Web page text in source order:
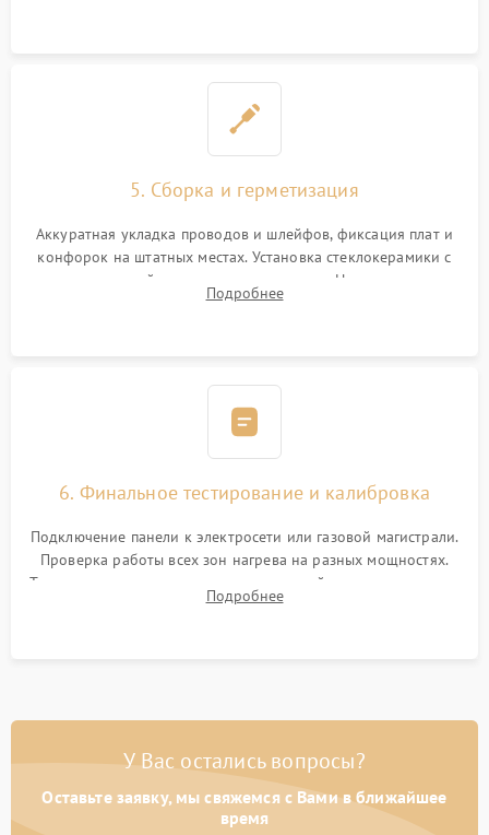
5. Сборка и герметизация
Аккуратная укладка проводов и шлейфов, фиксация плат и
конфорок на штатных местах. Установка стеклокерамики с
проверкой равномерности зазоров. Нанесение
термостойкого герметика или укладка уплотнительной
Подробнее
6. Финальное тестирование и калибровка
Подключение панели к электросети или газовой магистрали.
Проверка работы всех зон нагрева на разных мощностях.
Тестирование сенсорного управления, таймера, индикаторов
остаточного тепла и систем защиты от перегрева.
Подробнее
У Вас остались вопросы?
Оставьте заявку, мы свяжемся с Вами в ближайшее
время